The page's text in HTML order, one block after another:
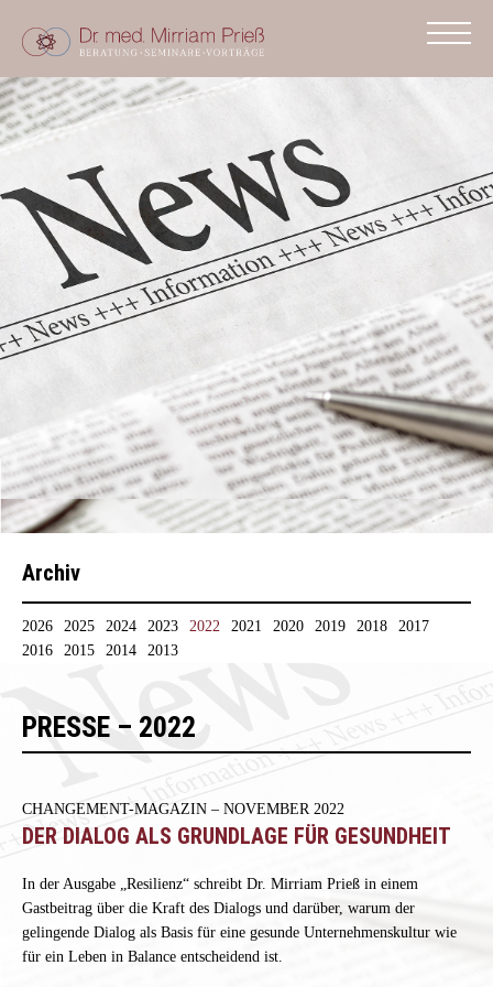
Archiv
2026 2025 2024 2023 2022 2021 2020 2019 2018
2017
2016
2015 2014 2013
PRESSE – 2022
CHANGEMENT-MAGAZIN – NOVEMBER 2022
DER DIALOG ALS GRUNDLAGE FÜR GESUNDHEIT
In der Ausgabe „Resilienz“ schreibt Dr. Mirriam Prieß in einem
Gastbeitrag über die Kraft des Dialogs und darüber, warum der
gelingende Dialog als Basis für eine gesunde Unternehmenskultur wie
für ein Leben in Balance entscheidend ist.